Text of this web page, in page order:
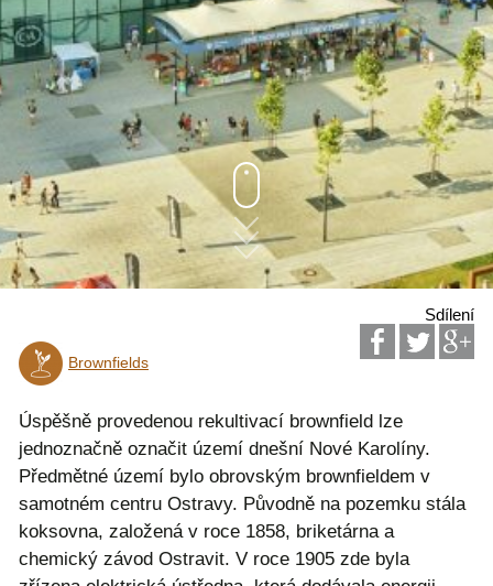
Sdílení
Brownfields
Úspěšně provedenou rekultivací brownfield lze
jednoznačně označit území dnešní Nové Karolíny.
Předmětné území bylo obrovským brownfieldem v
samotném centru Ostravy. Původně na pozemku stála
koksovna, založená v roce 1858, briketárna a
chemický závod Ostravit. V roce 1905 zde byla